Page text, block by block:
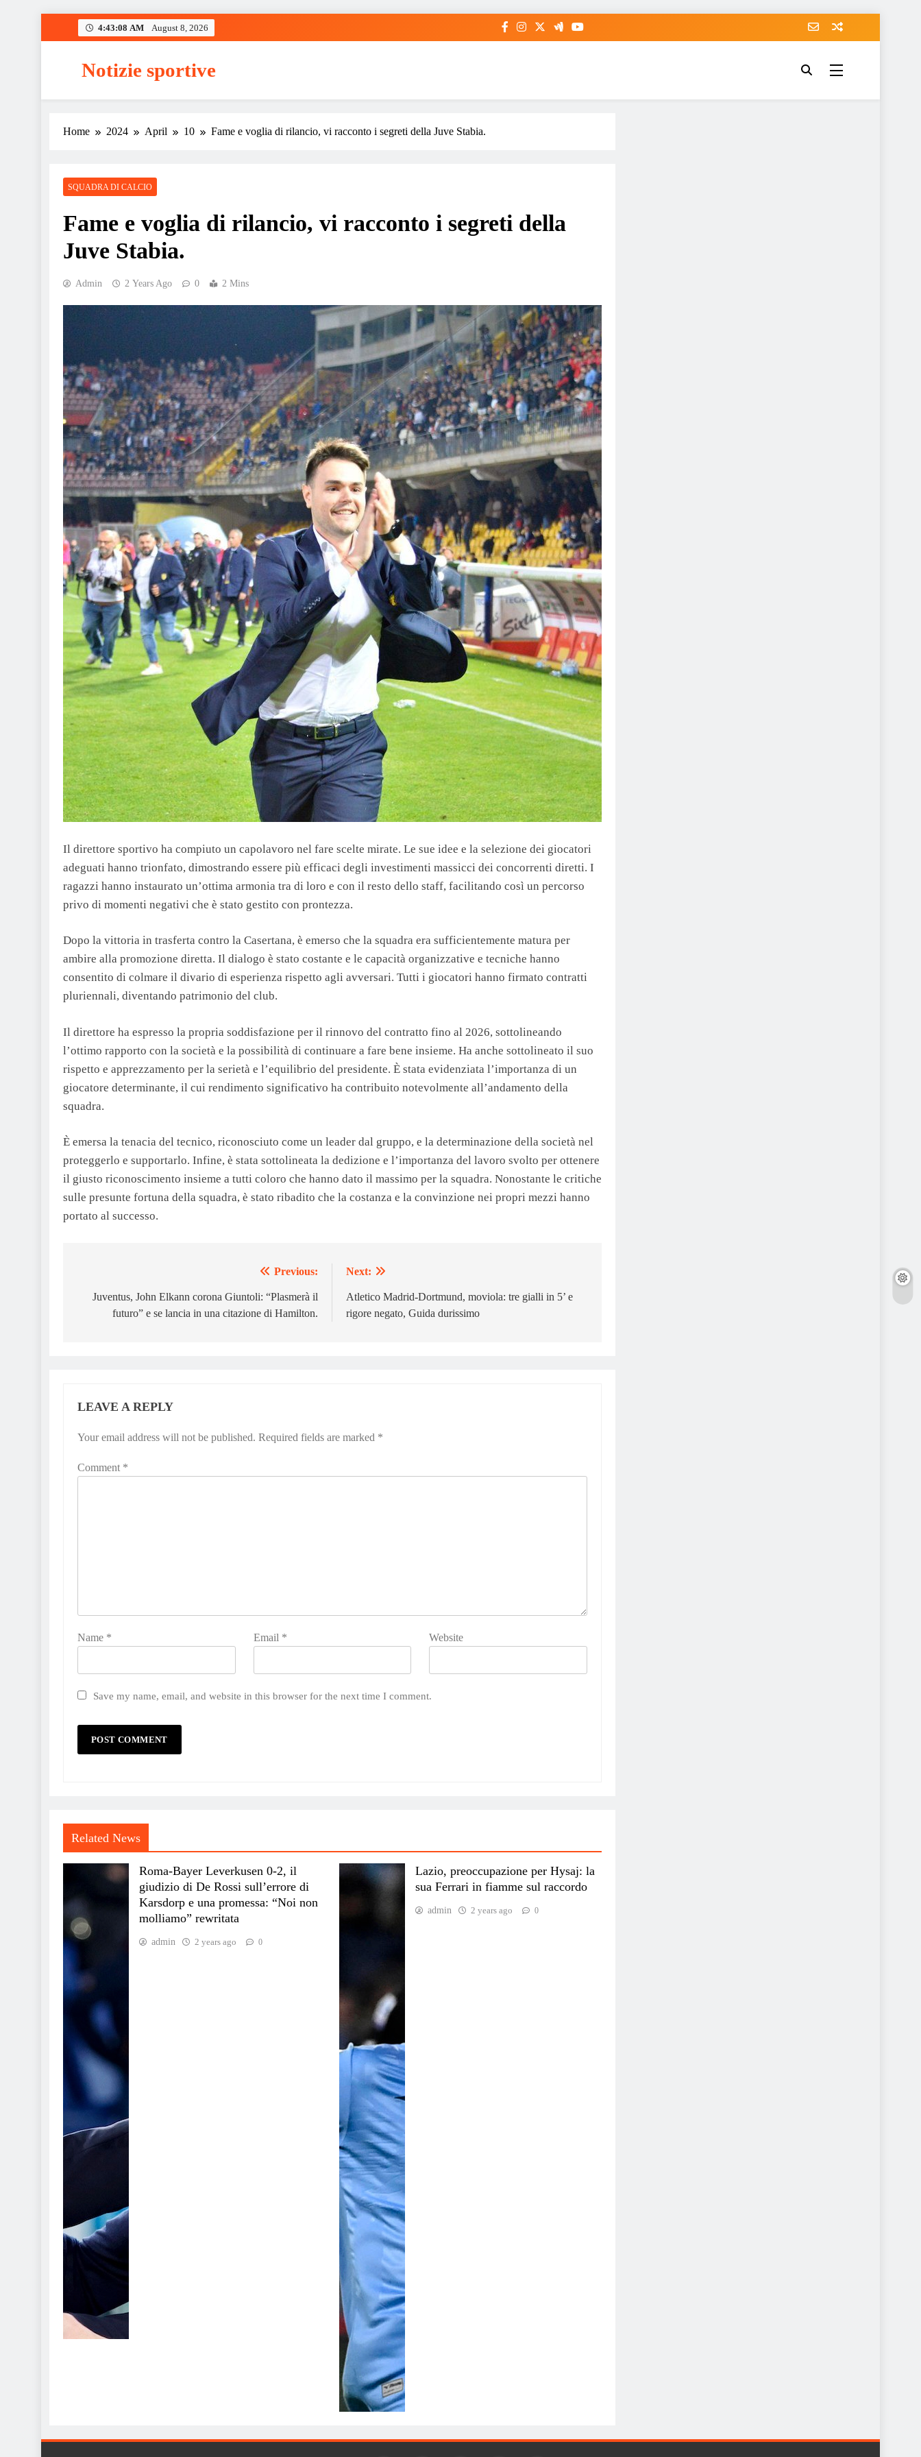
4:43:09 AM August 8, 2026
Notizie sportive
Home 2024 April 10 Fame e voglia di rilancio, vi racconto i segreti della Juve Stabia.
SQUADRA DI CALCIO
Fame e voglia di rilancio, vi racconto i segreti della
Juve Stabia.
Admin 2 Years Ago 0 2 Mins
Il direttore sportivo ha compiuto un capolavoro nel fare scelte mirate. Le sue idee e la selezione dei giocatori
adeguati hanno trionfato, dimostrando essere più efficaci degli investimenti massicci dei concorrenti diretti. I
ragazzi hanno instaurato un’ottima armonia tra di loro e con il resto dello staff, facilitando così un percorso
privo di momenti negativi che è stato gestito con prontezza.
Dopo la vittoria in trasferta contro la Casertana, è emerso che la squadra era sufficientemente matura per
ambire alla promozione diretta. Il dialogo è stato costante e le capacità organizzative e tecniche hanno
consentito di colmare il divario di esperienza rispetto agli avversari. Tutti i giocatori hanno firmato contratti
pluriennali, diventando patrimonio del club.
Il direttore ha espresso la propria soddisfazione per il rinnovo del contratto fino al 2026, sottolineando
l’ottimo rapporto con la società e la possibilità di continuare a fare bene insieme. Ha anche sottolineato il suo
rispetto e apprezzamento per la serietà e l’equilibrio del presidente. È stata evidenziata l’importanza di un
giocatore determinante, il cui rendimento significativo ha contribuito notevolmente all’andamento della
squadra.
È emersa la tenacia del tecnico, riconosciuto come un leader dal gruppo, e la determinazione della società nel
proteggerlo e supportarlo. Infine, è stata sottolineata la dedizione e l’importanza del lavoro svolto per ottenere
il giusto riconoscimento insieme a tutti coloro che hanno dato il massimo per la squadra. Nonostante le critiche
sulle presunte fortuna della squadra, è stato ribadito che la costanza e la convinzione nei propri mezzi hanno
portato al successo.
navigation
Previous:
Juventus, John Elkann corona Giuntoli: “Plasmerà il
futuro” e se lancia in una citazione di Hamilton.
Next:
Atletico Madrid-Dortmund, moviola: tre gialli in 5’ e
rigore negato, Guida durissimo
LEAVE A REPLY
Your email address will not be published. Required fields are marked *
Comment *
Name * Email * Website
Save my name, email, and website in this browser for the next time I comment.
Related News
Roma-Bayer Leverkusen 0-2, il
giudizio di De Rossi sull’errore di
Karsdorp e una promessa: “Noi non
molliamo” rewritata
admin 2 years ago 0
Lazio, preoccupazione per Hysaj: la
sua Ferrari in fiamme sul raccordo
admin 2 years ago 0